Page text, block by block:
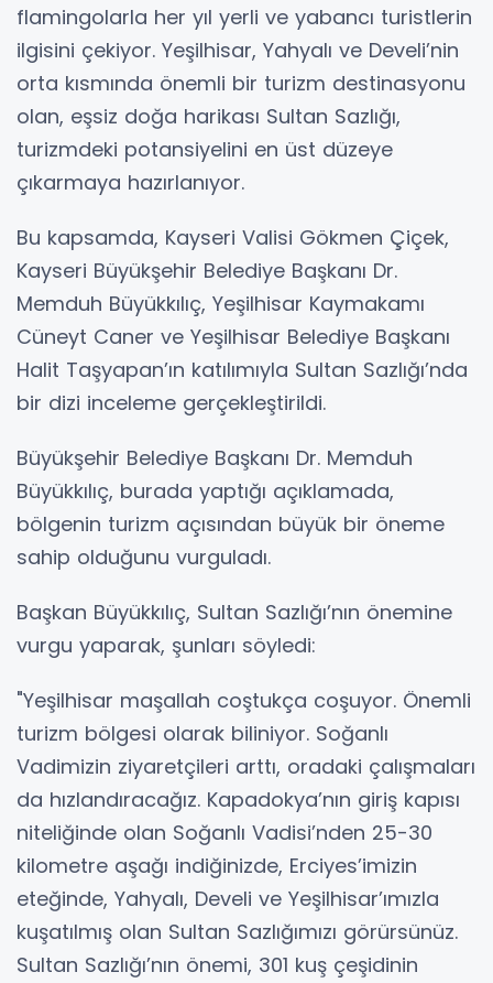
flamingolarla her yıl yerli ve yabancı turistlerin
ilgisini çekiyor. Yeşilhisar, Yahyalı ve Develi’nin
orta kısmında önemli bir turizm destinasyonu
olan, eşsiz doğa harikası Sultan Sazlığı,
turizmdeki potansiyelini en üst düzeye
çıkarmaya hazırlanıyor.
Bu kapsamda, Kayseri Valisi Gökmen Çiçek,
Kayseri Büyükşehir Belediye Başkanı Dr.
Memduh Büyükkılıç, Yeşilhisar Kaymakamı
Cüneyt Caner ve Yeşilhisar Belediye Başkanı
Halit Taşyapan’ın katılımıyla Sultan Sazlığı’nda
bir dizi inceleme gerçekleştirildi.
Büyükşehir Belediye Başkanı Dr. Memduh
Büyükkılıç, burada yaptığı açıklamada,
bölgenin turizm açısından büyük bir öneme
sahip olduğunu vurguladı.
Başkan Büyükkılıç, Sultan Sazlığı’nın önemine
vurgu yaparak, şunları söyledi:
"Yeşilhisar maşallah coştukça coşuyor. Önemli
turizm bölgesi olarak biliniyor. Soğanlı
Vadimizin ziyaretçileri arttı, oradaki çalışmaları
da hızlandıracağız. Kapadokya’nın giriş kapısı
niteliğinde olan Soğanlı Vadisi’nden 25-30
kilometre aşağı indiğinizde, Erciyes’imizin
eteğinde, Yahyalı, Develi ve Yeşilhisar’ımızla
kuşatılmış olan Sultan Sazlığımızı görürsünüz.
Sultan Sazlığı’nın önemi, 301 kuş çeşidinin